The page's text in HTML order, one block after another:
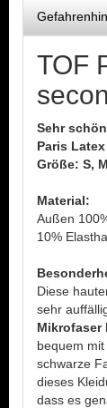
TOF
Sehr
Paris
Größe: S,
Material:
Außen
10%
Diese
sehr
Mikrofaser
bequem
schwarze
dieses
dass es